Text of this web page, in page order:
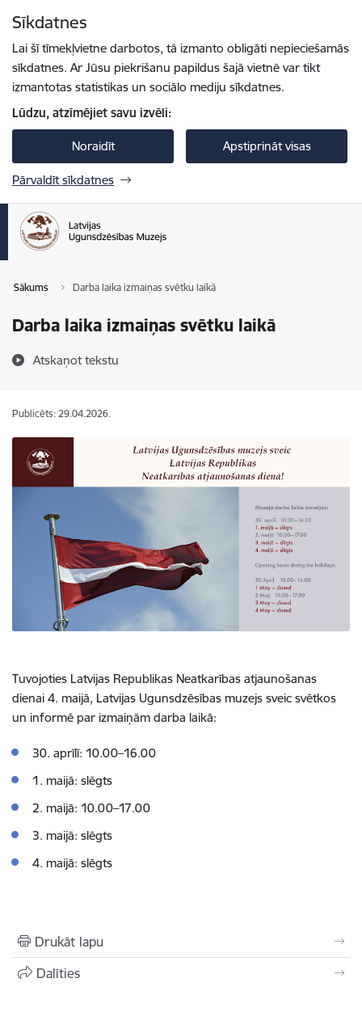
Sīkdatnes
Lai šī tīmekļvietne darbotos, tā izmanto obligāti nepieciešamās
sīkdatnes. Ar Jūsu piekrišanu papildus šajā vietnē var tikt
izmantotas statistikas un sociālo mediju sīkdatnes.
Lūdzu, atzīmējiet savu izvēli:
Noraidīt Apstiprināt visas
Pārvaldīt sīkdatnes
Sākums Darba laika izmaiņas svētku laikā
Darba laika izmaiņas svētku laikā
Atskaņot tekstu
Publicēts: 29.04.2026.
Tuvojoties Latvijas Republikas Neatkarības atjaunošanas
dienai 4. maijā, Latvijas Ugunsdzēsības muzejs sveic svētkos
un informē par izmaiņām darba laikā:
30. aprīlī: 10.00–16.00
1. maijā: slēgts
2. maijā: 10.00–17.00
3. maijā: slēgts
4. maijā: slēgts
Drukāt lapu
Dalīties